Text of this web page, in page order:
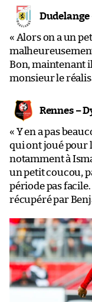
Dudelange
« Alors on a un
Bon, maintenant
monsieur le
Rennes –
« Y en a pas
qui ont joué pour
notamment à
un petit coucou,
période pas facile.
récupéré par